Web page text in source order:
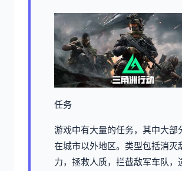
任务
游戏中有大量的任务，其中大部
在城市以外地区。类型包括消灭
力，拯救人质，拦截敌军车队，